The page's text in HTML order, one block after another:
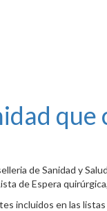
de Sanidad y
de Espera
incluidos en las